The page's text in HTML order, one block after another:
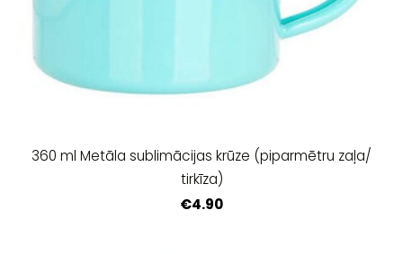
360 ml Metāla sublimācijas krūze (piparmētru zaļa/
tirkīza)
€4.90